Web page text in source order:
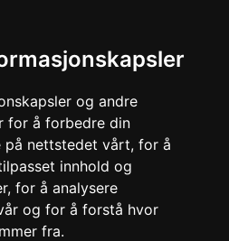
og andre
for å forbedre din
på nettstedet vårt, for å
innhold og
for å analysere
og for å forstå hvor
fra.